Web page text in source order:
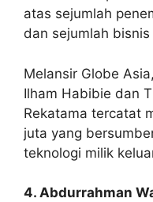
atas sejumlah
dan sejumlah
Melansir Globe
Ilham Habibie dan
Rekatama tercatat
juta yang
teknologi milik
4. Abdurrahman